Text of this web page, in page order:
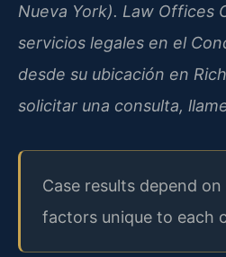
Nueva York). Law Offices
servicios legales en el
desde su ubicación en
solicitar una consulta,
Case results depend
factors unique to each